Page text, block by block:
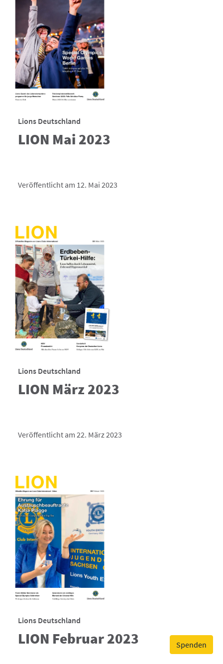
Spenden
Lions Deutschland
LION Mai 2023
Veröffentlicht am 12. Mai 2023
Lions Deutschland
LION März 2023
Veröffentlicht am 22. März 2023
Lions Deutschland
LION Februar 2023